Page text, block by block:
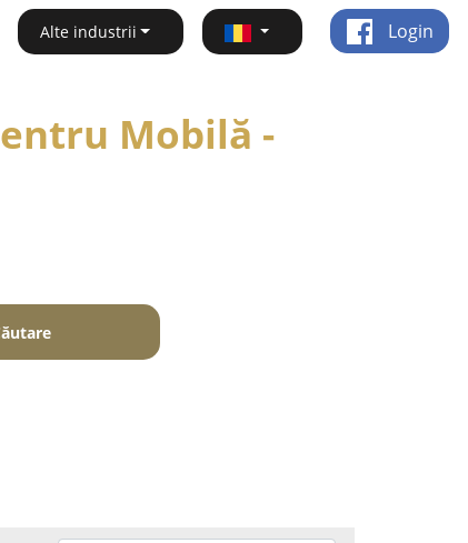
Alte industrii Login
Mobilă -